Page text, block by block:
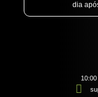
dia